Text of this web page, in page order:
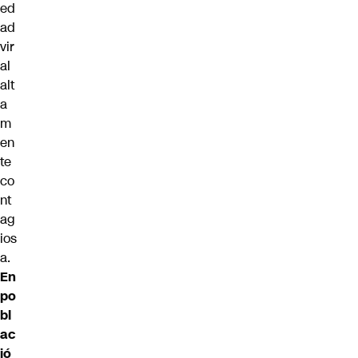
ed
ad
vir
al
alt
a
m
en
te
co
nt
ag
ios
a.
En
po
bl
ac
ió